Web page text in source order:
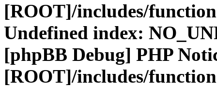
[ROOT]/includes/
Undefined index:
[phpBB Debug] PHP
[ROOT]/includes/